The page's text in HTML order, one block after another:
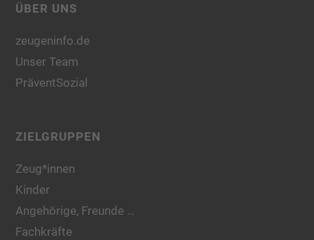
ÜBER UNS
zeugeninfo.de
Unser Team
PräventSozial
ZIELGRUPPEN
Zeug*innen
Kinder
Angehörige, Freunde …
Fachkräfte